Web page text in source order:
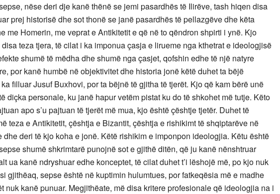
nëse deri dje kanë thënë se jemi pasardhës të Ilirëve, tash hiqen disa
prej historisë dhe sot thonë se janë pasardhës të pellazgëve dhe këta
me Homerin, me veprat e Antikitetit e që në to qëndron shpirti i ynë. Kjo
teza tjera, të cilat i ka imponua çasja e lirueme nga kthetrat e ideologjisë
shumë të mëdha dhe shumë nga çasjet, qofshin edhe të një natyre
por kanë humbë në objektivitet dhe historia jonë këtë duhet ta bëjë
filluar Jusuf Buxhovi, por ta bëjnë të gjitha të tjerët. Kjo që kam bërë unë
diçka personale, ku janë hapur vetëm pistat ku do të shkohet më tutje. Këto
apo s’u pajtuan të tjerët më mua, kjo është çështje tjetër. Duhet të
teza e Antikitetit, çështja e Bizantit, çështja e rishikimt të shqiptarëve në
dhe deri të kjo koha e jonë. Këtë rishikim e imponpon ideologjia. Këtu është
shumë shkrimtarë punojnë sot e gjithë ditën, që ju kanë nënshtruar
ua kanë ndryshuar edhe konceptet, të cilat duhet t’i lëshojë më, po kjo nuk
gjithëaq, sepse është në kuptimin hulumtues, por fatkeqësia më e madhe
nuk kanë punuar. Megjithëate, më disa kritere profesionale që ideologjia na i